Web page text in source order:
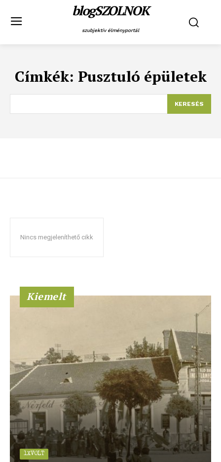
blogSZOLNOK
szubjektív élményportál
Címkék: Pusztuló épületek
KERESÉS
Nincs megjeleníthető cikk
Kiemelt
1XVOLT